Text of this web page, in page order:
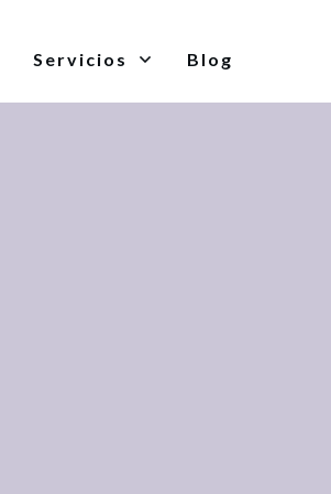
Servicios Blog